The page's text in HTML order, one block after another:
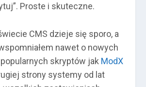
Proste i skuteczne.
CMS dzieje się sporo, a
nawet o nowych
skryptów jak ModX
strony systemy od lat